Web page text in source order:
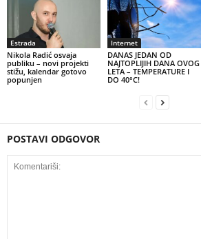
Estrada
Nikola Radić osvaja
publiku – novi projekti
stižu, kalendar gotovo
popunjen
Internet
DANAS JEDAN OD
NAJTOPLIJIH DANA OVOG
LETA – TEMPERATURE I
DO 40°C!
POSTAVI ODGOVOR